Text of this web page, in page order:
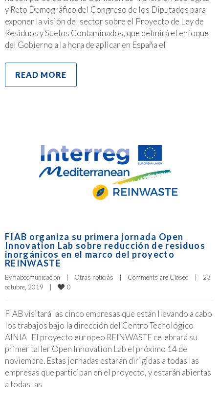
y Reto Demográfico del Congreso de los Diputados para
exponer la visión del sector sobre el Proyecto de Ley de
Residuos y Suelos Contaminados, que definirá el enfoque
del Gobierno a la hora de aplicar en España el
READ MORE
FIAB organiza su primera jornada Open
Innovation Lab sobre reducción de residuos
inorgánicos en el marco del proyecto
REINWASTE
By fiabcomunicacion Otras noticias Comments are Closed
23
octubre, 2019
0
FIAB visitará las cinco empresas que están llevando a cabo
los trabajos bajo la dirección del Centro Tecnológico
AINIA El proyecto europeo REINWASTE celebrará su
primer taller Open Innovation Lab el próximo 14 de
noviembre. Estas jornadas estarán dirigidas a todas las
empresas que participan en el proyecto, y estarán abiertas
a todas las